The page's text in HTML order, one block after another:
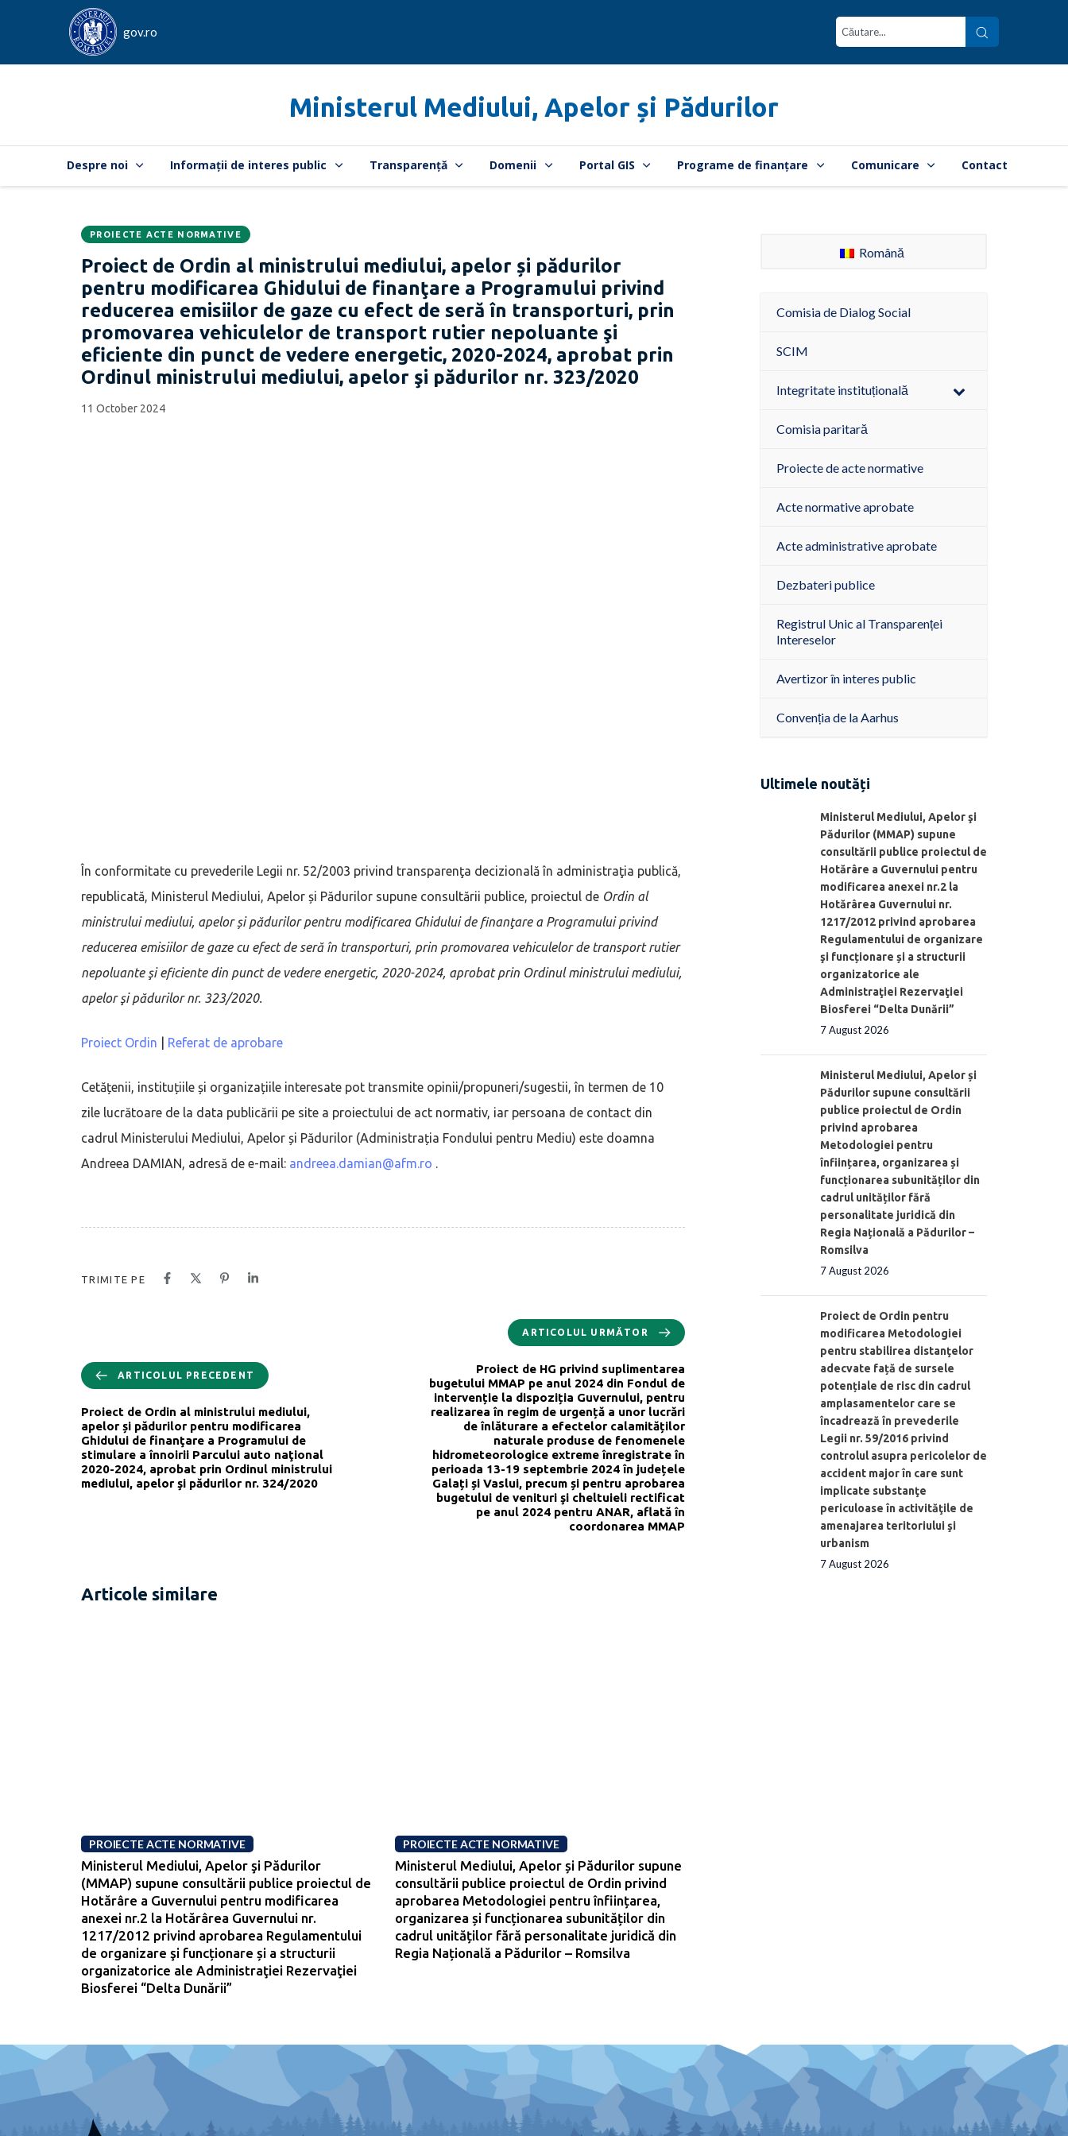
gov.ro
Ministerul Mediului, Apelor și Pădurilor
Despre noi Informații de interes public Transparență Domenii Portal GIS Programe de finanțare Comunicare Contact
CATEGORIA:
PROIECTE ACTE NORMATIVE
Proiect de Ordin al ministrului mediului, apelor și pădurilor
pentru modificarea Ghidului de finanţare a Programului privind
reducerea emisiilor de gaze cu efect de seră în transporturi, prin
promovarea vehiculelor de transport rutier nepoluante şi
eficiente din punct de vedere energetic, 2020-2024, aprobat prin
Ordinul ministrului mediului, apelor şi pădurilor nr. 323/2020
Data
publicării:
11 October 2024
În conformitate cu prevederile Legii nr. 52/2003 privind transparenţa decizională în administraţia publică,
republicată, Ministerul Mediului, Apelor și Pădurilor supune consultării publice, proiectul de Ordin al
ministrului mediului, apelor și pădurilor pentru modificarea Ghidului de finanţare a Programului privind
reducerea emisiilor de gaze cu efect de seră în transporturi, prin promovarea vehiculelor de transport rutier
nepoluante şi eficiente din punct de vedere energetic, 2020-2024, aprobat prin Ordinul ministrului mediului,
apelor şi pădurilor nr. 323/2020.
Proiect Ordin Referat de aprobare
Cetățenii, instituțiile și organizațiile interesate pot transmite opinii/propuneri/sugestii, în termen de 10
zile lucrătoare de la data publicării pe site a proiectului de act normativ, iar persoana de contact din
cadrul Ministerului Mediului, Apelor și Pădurilor (Administrația Fondului pentru Mediu) este doamna
Andreea DAMIAN, adresă de e-mail: andreea.damian@afm.ro .
TRIMITE PE
ARTICOLUL PRECEDENT
Proiect de Ordin al ministrului mediului,
apelor și pădurilor pentru modificarea
Ghidului de finanţare a Programului de
stimulare a înnoirii Parcului auto naţional
2020-2024, aprobat prin Ordinul ministrului
mediului, apelor şi pădurilor nr. 324/2020
ARTICOLUL URMĂTOR
Proiect de HG privind suplimentarea
bugetului MMAP pe anul 2024 din Fondul de
intervenție la dispoziția Guvernului, pentru
realizarea în regim de urgență a unor lucrări
de înlăturare a efectelor calamităților
naturale produse de fenomenele
hidrometeorologice extreme înregistrate în
perioada 13-19 septembrie 2024 în județele
Galați și Vaslui, precum și pentru aprobarea
bugetului de venituri şi cheltuieli rectificat
pe anul 2024 pentru ANAR, aflată în
coordonarea MMAP
Articole similare
PROIECTE ACTE NORMATIVE
Ministerul Mediului, Apelor şi Pădurilor
(MMAP) supune consultării publice proiectul de
Hotărâre a Guvernului pentru modificarea
anexei nr.2 la Hotărârea Guvernului nr.
1217/2012 privind aprobarea Regulamentului
de organizare şi funcționare și a structurii
organizatorice ale Administraţiei Rezervaţiei
Biosferei “Delta Dunării”
PROIECTE ACTE NORMATIVE
Ministerul Mediului, Apelor și Pădurilor supune
consultării publice proiectul de Ordin privind
aprobarea Metodologiei pentru înființarea,
organizarea și funcționarea subunităților din
cadrul unităților fără personalitate juridică din
Regia Națională a Pădurilor – Romsilva
Română
Comisia de Dialog Social
SCIM
Integritate instituțională
Comisia paritară
Proiecte de acte normative
Acte normative aprobate
Acte administrative aprobate
Dezbateri publice
Registrul Unic al Transparenței
Intereselor
Avertizor în interes public
Convenția de la Aarhus
Ultimele noutăți
Ministerul Mediului, Apelor şi
Pădurilor (MMAP) supune
consultării publice proiectul de
Hotărâre a Guvernului pentru
modificarea anexei nr.2 la
Hotărârea Guvernului nr.
1217/2012 privind aprobarea
Regulamentului de organizare
şi funcționare și a structurii
organizatorice ale
Administraţiei Rezervaţiei
Biosferei “Delta Dunării”
7 August 2026
Ministerul Mediului, Apelor și
Pădurilor supune consultării
publice proiectul de Ordin
privind aprobarea
Metodologiei pentru
înființarea, organizarea și
funcționarea subunităților din
cadrul unităților fără
personalitate juridică din
Regia Națională a Pădurilor –
Romsilva
7 August 2026
Proiect de Ordin pentru
modificarea Metodologiei
pentru stabilirea distanţelor
adecvate față de sursele
potențiale de risc din cadrul
amplasamentelor care se
încadrează în prevederile
Legii nr. 59/2016 privind
controlul asupra pericolelor de
accident major în care sunt
implicate substanţe
periculoase în activităţile de
amenajarea teritoriului şi
urbanism
7 August 2026